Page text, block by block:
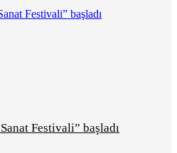
Festivali” başladı